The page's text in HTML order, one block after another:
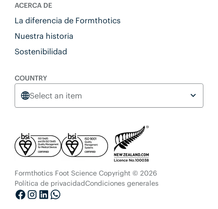
ACERCA DE
La diferencia de Formthotics
Nuestra historia
Sostenibilidad
COUNTRY
Select an item
Formthotics Foot Science Copyright © 2026
Política de privacidadCondiciones generales